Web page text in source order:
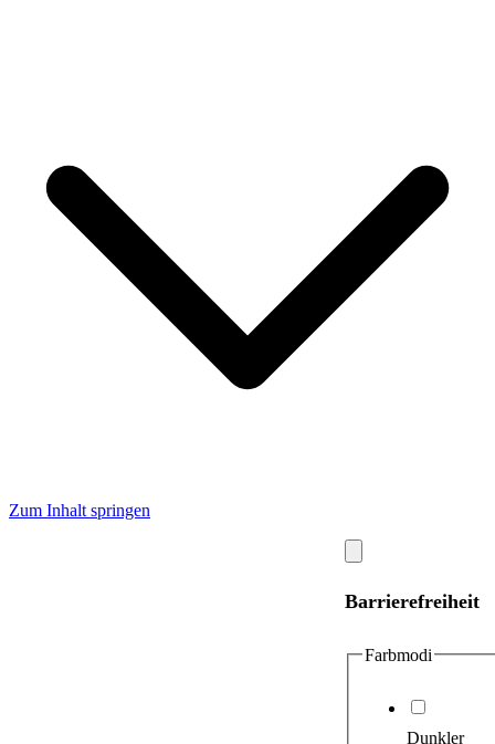
Zum Inhalt springen
schließen
Barrierefreiheit
Farbmodi
Dunkler